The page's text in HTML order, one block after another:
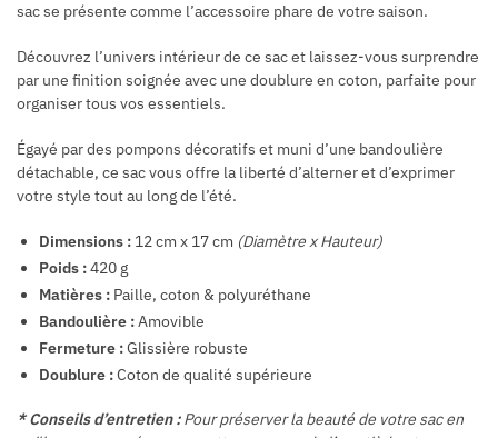
sac se présente comme l’accessoire phare de votre saison.
Découvrez l’univers intérieur de ce sac et laissez-vous surprendre
par une finition soignée avec une doublure en coton, parfaite pour
organiser tous vos essentiels.
Égayé par des pompons décoratifs et muni d’une bandoulière
détachable, ce sac vous offre la liberté d’alterner et d’exprimer
votre style tout au long de l’été.
Dimensions : 12 cm x 17 cm (Diamètre x Hauteur)
Poids :420 g
Matières : Paille, coton & polyuréthane
Bandoulière :Amovible
Fermeture :Glissière robuste
Doublure :Coton de qualité supérieure
* Conseils d’entretien :Pour préserver la beauté de votre sac en